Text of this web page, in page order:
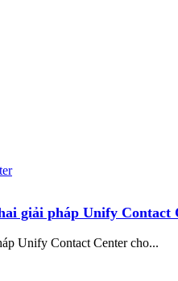
giải pháp Unify
Unify Contact Center cho...